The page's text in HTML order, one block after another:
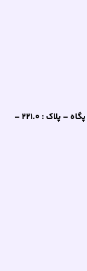
اصفهان محله باغ نگار خیابان میرفندرسکی تجاری پگاه – پلاک : 221.0 –